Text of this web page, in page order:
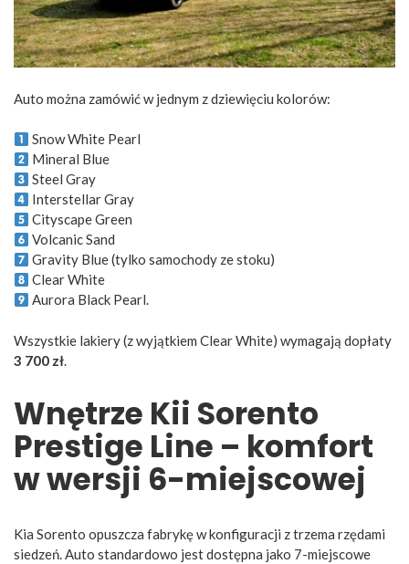
Auto można zamówić w jednym z dziewięciu kolorów:
Snow White Pearl
Mineral Blue
Steel Gray
Interstellar Gray
Cityscape Green
Volcanic Sand
Gravity Blue (tylko samochody ze stoku)
Clear White
Aurora Black Pearl.
Wszystkie lakiery (z wyjątkiem Clear White) wymagają dopłaty
3 700 zł.
Wnętrze Kii Sorento
Prestige Line – komfort
w wersji 6-miejscowej
Kia Sorento opuszcza fabrykę w konfiguracji z trzema rzędami
siedzeń. Auto standardowo jest dostępna jako 7-miejscowe